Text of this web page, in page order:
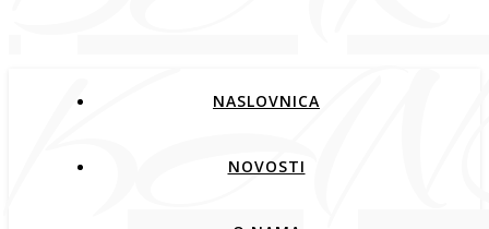
NASLOVNICA
NOVOSTI